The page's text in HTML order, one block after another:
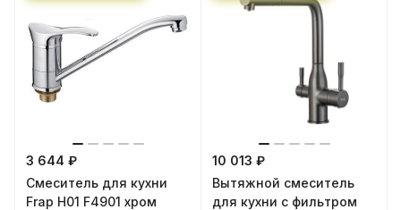
3 644 ₽
Смеситель для кухни
Frap H01 F4901 хром
10 013 ₽
Вытяжной смеситель
для кухни с фильтром